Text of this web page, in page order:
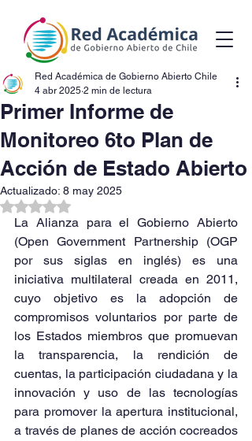
Primer Informe de
Monitoreo 6to Plan de
Acción de Estado Abierto
Red Académica de Gobierno Abierto Chile
4 abr 2025 2 min de lectura
Actualizado: 8 may 2025
Obtuvo NaN de 5 estrellas.
La Alianza para el Gobierno Abierto
(Open Government Partnership (OGP
por sus siglas en inglés) es una
iniciativa multilateral creada en 2011,
cuyo objetivo es la adopción de
compromisos voluntarios por parte de
los Estados miembros que promuevan
la transparencia, la rendición de
cuentas, la participación ciudadana y la
innovación y uso de las tecnologías
para promover la apertura institucional,
a través de planes de acción cocreados